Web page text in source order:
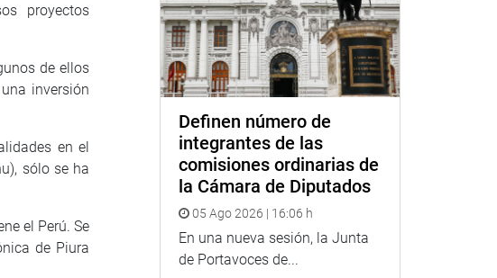
proyectos
de ellos
inversión
en el
sólo se ha
el Perú. Se
de Piura
Definen número de
integrantes de las
comisiones ordinarias de
la Cámara de Diputados
05 Ago 2026 | 16:06 h
En una nueva sesión, la Junta
de Portavoces de...